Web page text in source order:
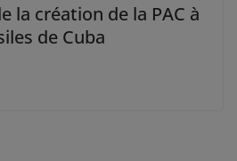
la création de la PAC à
de Cuba